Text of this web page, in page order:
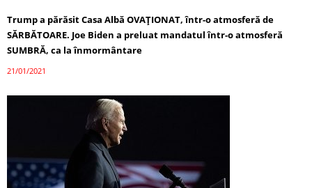
Trump a părăsit Casa Albă OVAȚIONAT, într-o atmosferă de
SĂRBĂTOARE. Joe Biden a preluat mandatul într-o atmosferă
SUMBRĂ, ca la înmormântare
21/01/2021